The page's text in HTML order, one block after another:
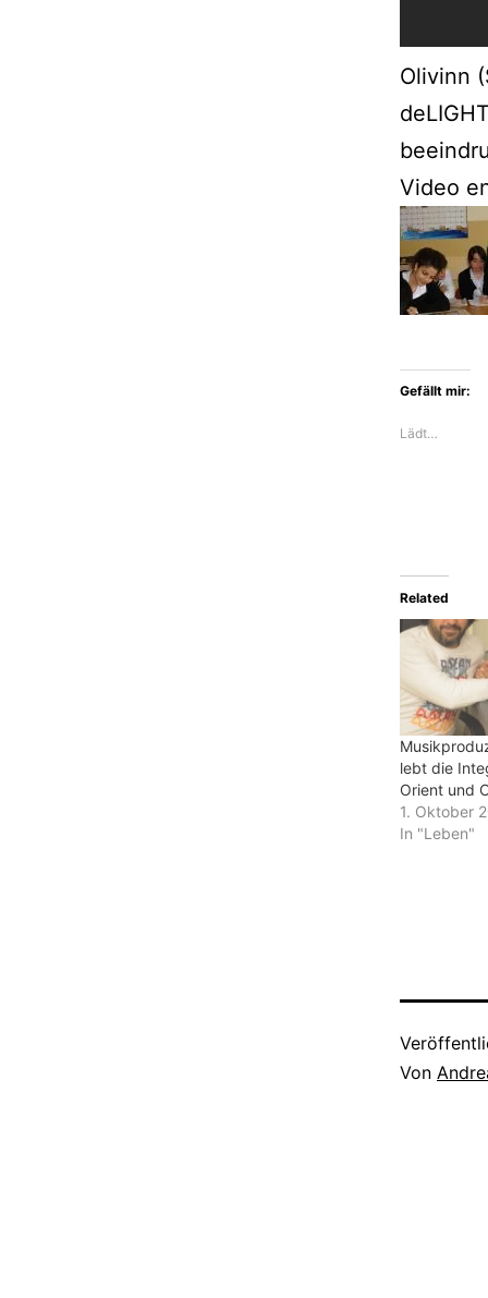
Olivinn
Video
Gefällt mir:
Lädt…
Related
lebt die
Orient und
1. Oktober
In "Leben"
Von